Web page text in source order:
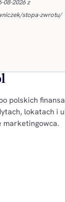
08-2026 z
stopa-zwrotu/
polskich
lokatach i
marketingowca.